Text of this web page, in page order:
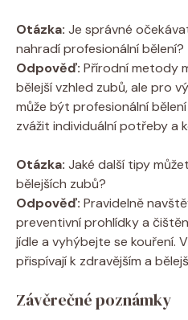
Otázka: Je správné
nahradí profesionální bělení?
Odpověď: Přírodní metody
bělejší vzhled zubů, ale pro
může být profesionální
zvážit individuální potřeby a
Otázka: Jaké další tipy
bělejších zubů?
Odpověď: Pravidelně
preventivní prohlídky a
jídle a vyhýbejte se kouření.
přispívají k zdravějším a
Závěrečné poznámky